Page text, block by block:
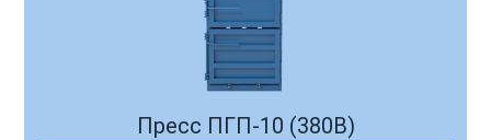
Пресс ПГП-10 (380В)